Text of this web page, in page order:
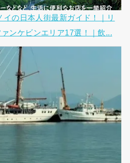
イの日本人街最新ガイド！｜リ
ンケビンエリア17選！｜飲...